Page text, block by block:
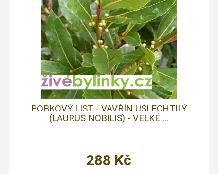
BOBKOVÝ LIST - VAVŘÍN UŠLECHTILÝ
(LAURUS NOBILIS) - VELKÉ ...
288 Kč